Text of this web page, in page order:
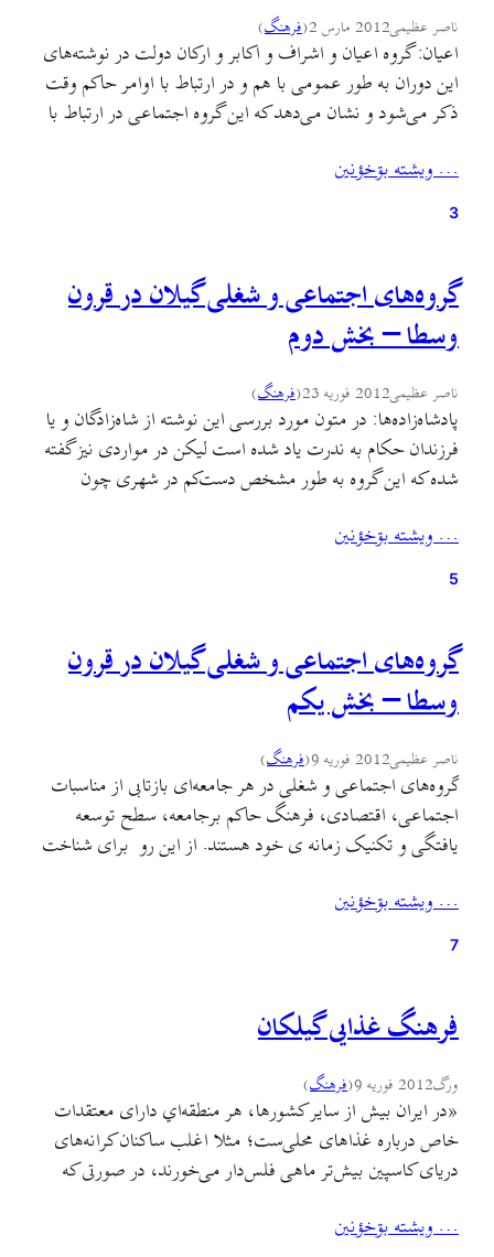
ناصر عظیمی2012 مارس 2 (فرهنگ)
اعیان: گروه اعیان و اشراف و اکابر و ارکان دولت در نوشته‌های
این دوران به طور عمومی با هم و در ارتباط با اوامر حاکم وقت
ذکر می‌شود و نشان می‌دهد که این گروه اجتماعی در ارتباط با
طور معمول با اشاره‌ی حکام…
… ويشته بۊخؤنين
3
گروه‌های اجتماعی و شغلی گیلان در قرون
وسطا – بخش دوم
ناصر عظیمی2012 فوریه 23 (فرهنگ)
پادشاه‌زاده‌ها: در متون مورد بررسی این نوشته از شاه‌زادگان و یا
فرزندان حکام به ندرت یاد شده است لیکن در مواردی نیز گفته
شده که این گروه به طور مشخص دست‌کم در شهری چون
هم رسانیده و نام ونشانی نزد عموم داشته‌اند: «و حضرت
سلطانی…
… ويشته بۊخؤنين
5
گروه‌های اجتماعی و شغلی گیلان در قرون
وسطا – بخش یکم
ناصر عظیمی2012 فوریه 9 (فرهنگ)
گروه‌های اجتماعی و شغلی در هر جامعه‌ای بازتابی از مناسبات
اجتماعی، اقتصادی، فرهنگ حاکم برجامعه، سطح توسعه
یافتگی و تکنیک زمانه ی خود هستند. از این رو برای شناخت
گیلان در دوره ای که قرون وسطا خوانده شده، گروه‌های
اجتماعی و شغلی گیلان مورد بررسی قرار گرفته…
… ويشته بۊخؤنين
7
فرهنگ غذایی گیلکان
ورگ2012 فوریه 9 (فرهنگ)
«در ايران بيش از ساير كشورها، هر منطقه‌اي دارای معتقدات
خاص درباره غذاهای محلی‌ست؛ مثلا اغلب ساكنان كرانه‌های
دریای کاسپین بيش‌تر ماهی فلس‌دار می‌خورند، در صورتی كه
گيلان كه عادت به خوردن گوشت و برنج دارند، نان را خوراک
… ويشته بۊخؤنين